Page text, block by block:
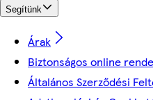
Segítünk
Árak
Biztonságos online
Általános Szerződési